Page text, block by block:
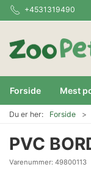
+4531319490
Forside Mest
Du er her: Forside
PVC
Varenummer: 49800113